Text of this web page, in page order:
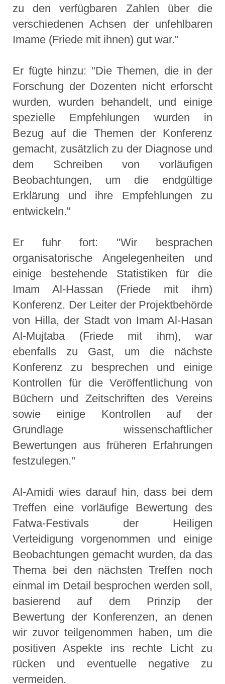
zu den verfügbaren Zahlen über die
verschiedenen Achsen der unfehlbaren
Imame (Friede mit ihnen) gut war."
Er fügte hinzu: "Die Themen, die in der
Forschung der Dozenten nicht erforscht
wurden, wurden behandelt, und einige
spezielle Empfehlungen wurden in
Bezug auf die Themen der Konferenz
gemacht, zusätzlich zu der Diagnose und
dem Schreiben von vorläufigen
Beobachtungen, um die endgültige
Erklärung und ihre Empfehlungen zu
entwickeln."
Er fuhr fort: "Wir besprachen
organisatorische Angelegenheiten und
einige bestehende Statistiken für die
Imam Al-Hassan (Friede mit ihm)
Konferenz. Der Leiter der Projektbehörde
von Hilla, der Stadt von Imam Al-Hasan
Al-Mujtaba (Friede mit ihm), war
ebenfalls zu Gast, um die nächste
Konferenz zu besprechen und einige
Kontrollen für die Veröffentlichung von
Büchern und Zeitschriften des Vereins
sowie einige Kontrollen auf der
Grundlage wissenschaftlicher
Bewertungen aus früheren Erfahrungen
festzulegen."
Al-Amidi wies darauf hin, dass bei dem
Treffen eine vorläufige Bewertung des
Fatwa-Festivals der Heiligen
Verteidigung vorgenommen und einige
Beobachtungen gemacht wurden, da das
Thema bei den nächsten Treffen noch
einmal im Detail besprochen werden soll,
basierend auf dem Prinzip der
Bewertung der Konferenzen, an denen
wir zuvor teilgenommen haben, um die
positiven Aspekte ins rechte Licht zu
rücken und eventuelle negative zu
vermeiden.